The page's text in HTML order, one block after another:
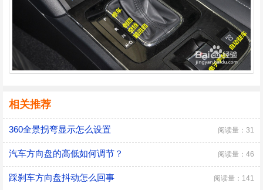
相关推荐
360全景拐弯显示怎么设置 阅读量：31
汽车方向盘的高低如何调节？ 阅读量：46
踩刹车方向盘抖动怎么回事 阅读量：141